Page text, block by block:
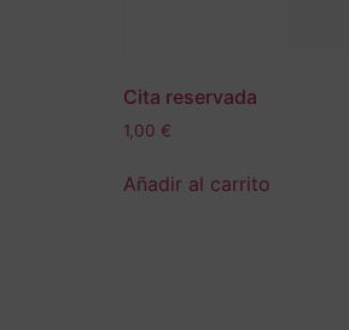
Cita reservada
1,00 €
Añadir al carrito